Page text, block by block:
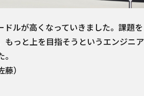
ルが高くなっていきました。課題を
もっと上を目指そうというエンジニア
）